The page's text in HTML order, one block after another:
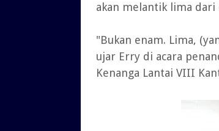
akan melantik lima dari
"Bukan enam. Lima,
ujar Erry di acara
Kenanga Lantai VIII